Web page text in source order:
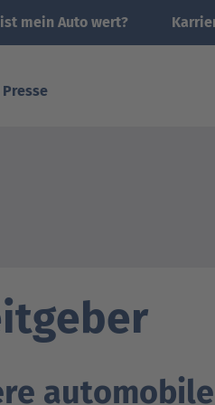
mein Auto wert?
Presse